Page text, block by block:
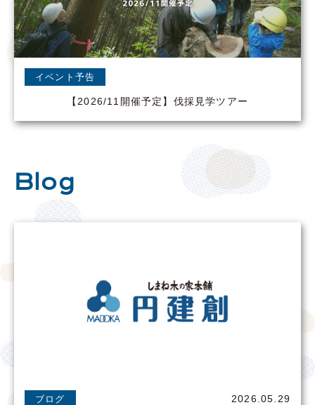
イベント予告
【2026/11開催予定】伐採見学ツアー
Blog
ブログ 2026.05.29